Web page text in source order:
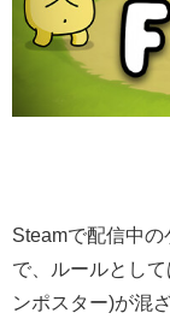
Steamで配信中の
で、ルールとし
ンポスター)が混